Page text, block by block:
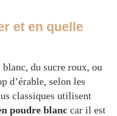
et en quelle
du sucre roux, ou
d’érable, selon les
classiques utilisent
poudre blanc car il est